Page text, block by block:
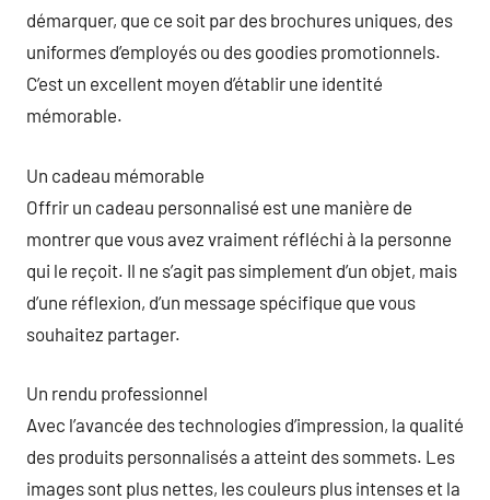
démarquer, que ce soit par des brochures uniques, des
uniformes d’employés ou des goodies promotionnels.
C’est un excellent moyen d’établir une identité
mémorable.
Un cadeau mémorable
Offrir un cadeau personnalisé est une manière de
montrer que vous avez vraiment réfléchi à la personne
qui le reçoit. Il ne s’agit pas simplement d’un objet, mais
d’une réflexion, d’un message spécifique que vous
souhaitez partager.
Un rendu professionnel
Avec l’avancée des technologies d’impression, la qualité
des produits personnalisés a atteint des sommets. Les
images sont plus nettes, les couleurs plus intenses et la